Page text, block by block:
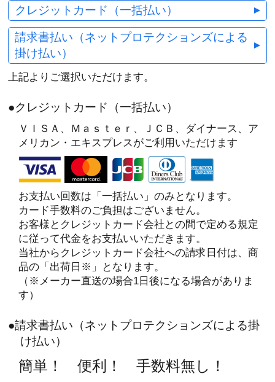
クレジットカード（一括払い）
請求書払い（ネットプロテクションズによる
掛け払い）
上記よりご選択いただけます。
●クレジットカード（一括払い）
ＶＩＳＡ、Ｍａｓｔｅｒ、ＪＣＢ、ダイナース、ア
メリカン・エキスプレスがご利用いただけます
お支払い回数は「一括払い」のみとなります。
カード手数料のご負担はございません。
お客様とクレジットカード会社との間で定める規定
に従って代金をお支払いいただきます。
当社からクレジットカード会社への請求日付は、商
品の「出荷日※」となります。
（※メーカー直送の場合1日後になる場合がありま
す）
●請求書払い（ネットプロテクションズによる掛
け払い）
簡単！ 便利！ 手数料無し！